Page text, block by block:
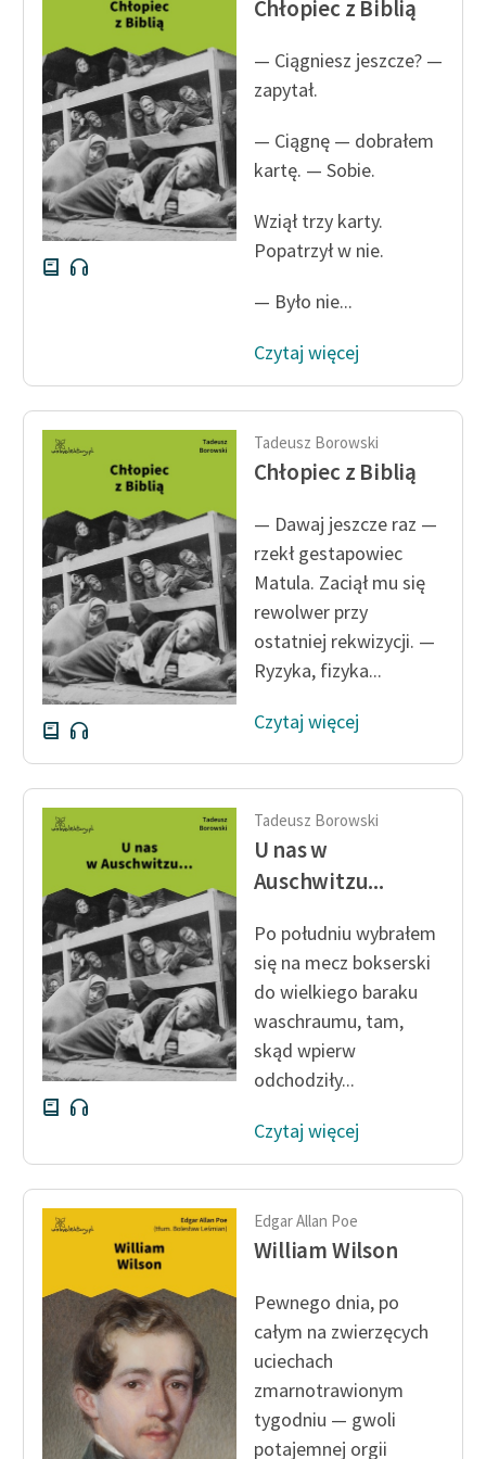
Ręce pełne poezji
Kolekcje edukacyjne
twórców przechodzących
do domeny publicznej,
lektur szkolnych oraz
Starego Testamentu
Odkurzamy bohaterów
Szkoła Poezji Wolnych
Lektur
O projekcie
Zespół
Zasady wykorzystania
Wolnych Lektur
Logotypy
Materiały promocyjne
Polityka prywatności
Regulamin biblioteki
sprawozdania finansowe
Regulamin darowizn
Informacja o treściach
wrażliwych
Deklaracja dostępności
Chłopiec z Biblią
— Ciągniesz jeszcze? —
zapytał.
— Ciągnę — dobrałem
kartę. — Sobie.
Wziął trzy karty.
Popatrzył w nie.
— Było nie...
Czytaj więcej
Tadeusz Borowski
Chłopiec z Biblią
— Dawaj jeszcze raz —
rzekł gestapowiec
Matula. Zaciął mu się
rewolwer przy
ostatniej rekwizycji. —
Ryzyka, fizyka...
Czytaj więcej
Tadeusz Borowski
U nas w
Auschwitzu...
Po południu wybrałem
się na mecz bokserski
do wielkiego baraku
waschraumu, tam,
skąd wpierw
odchodziły...
Czytaj więcej
Edgar Allan Poe
William Wilson
Pewnego dnia, po
całym na zwierzęcych
uciechach
zmarnotrawionym
tygodniu — gwoli
potajemnej orgii